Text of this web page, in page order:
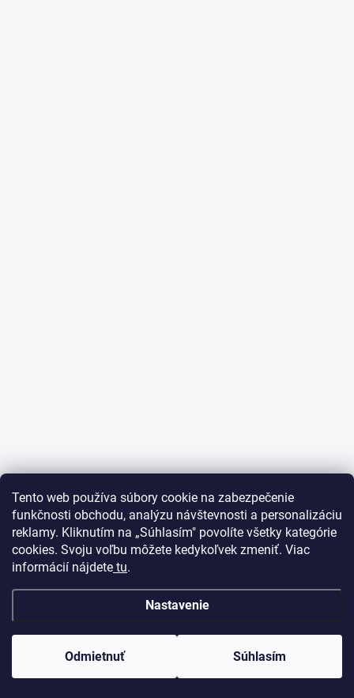
Tento web používa súbory cookie na zabezpečenie
funkčnosti obchodu, analýzu návštevnosti a personalizáciu
reklamy. Kliknutím na „Súhlasím" povolíte všetky kategórie
cookies. Svoju voľbu môžete kedykoľvek zmeniť. Viac
informácií nájdete tu.
Nastavenie
Odmietnuť Súhlasím